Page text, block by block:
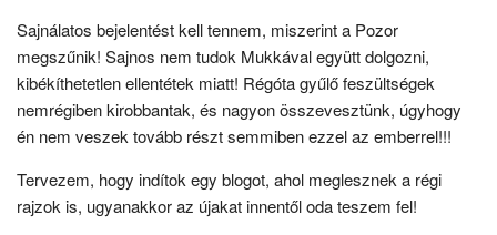
Sajnálatos bejelentést kell tennem, miszerint a Pozor
megszűnik! Sajnos nem tudok Mukkával együtt dolgozni,
kibékíthetetlen ellentétek miatt! Régóta gyűlő feszültségek
nemrégiben kirobbantak, és nagyon összevesztünk, úgyhogy
én nem veszek tovább részt semmiben ezzel az emberrel!!!
Tervezem, hogy indítok egy blogot, ahol meglesznek a régi
rajzok is, ugyanakkor az újakat innentől oda teszem fel!